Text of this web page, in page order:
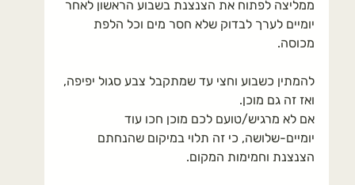
ממליצה לפתוח את הצנצנת בשבוע הראשון לאחר
יומיים לערך לבדוק שלא חסר מים וכל הלפת
מכוסה.
להמתין כשבוע וחצי עד שמתקבל צבע סגול יפיפה,
ואז זה גם מוכן.
אם לא מרגיש/טועם לכם מוכן חכו עוד
יומיים-שלושה, כי זה תלוי במיקום שהנחתם
הצנצנת וחמימות המקום.